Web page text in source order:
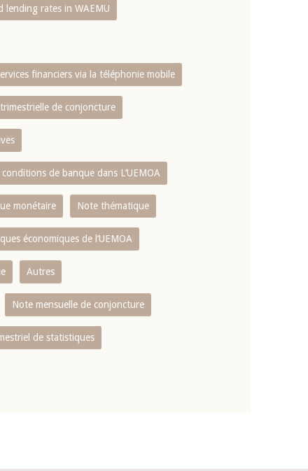
lending rates in WAEMU
financiers via la téléphonie mobile
de conjoncture
de banque dans L‘UEMOA
monétaire Note thématique
économiques de l‘UEMOA
Autres
Note mensuelle de conjoncture
de statistiques